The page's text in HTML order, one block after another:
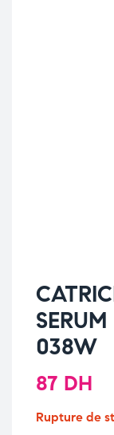
038W
87 DH
Rupture de